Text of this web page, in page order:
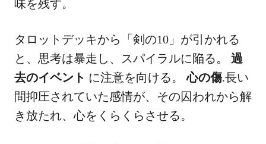
味を残す。
タロットデッキから「剣の10」が引かれる
と、思考は暴走し、スパイラルに陥る。 過
去のイベント に注意を向ける。心の傷.長い
間抑圧されていた感情が、その囚われから解
き放たれ、心をくらくらさせる。